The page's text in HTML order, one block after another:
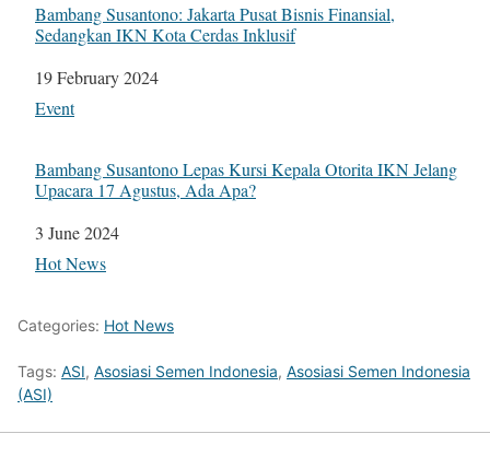
Bambang Susantono: Jakarta Pusat Bisnis Finansial,
Sedangkan IKN Kota Cerdas Inklusif
Date
19 February 2024
In relation to
Event
Bambang Susantono Lepas Kursi Kepala Otorita IKN Jelang
Upacara 17 Agustus, Ada Apa?
Date
3 June 2024
In relation to
Hot News
Categories: Hot News
Tags: ASI, Asosiasi Semen Indonesia, Asosiasi Semen Indonesia
(ASI)